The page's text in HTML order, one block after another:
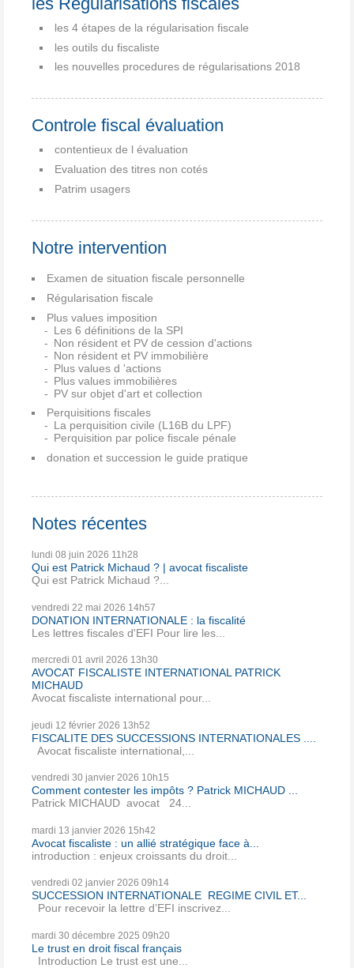
les 4 étapes de la régularisation fiscale
les outils du fiscaliste
les nouvelles procedures de régularisations 2018
Controle fiscal évaluation
contentieux de l évaluation
Evaluation des titres non cotés
Patrim usagers
Notre intervention
Examen de situation fiscale personnelle
Régularisation fiscale
Plus values imposition
Les 6 définitions de la SPI
Non résident et PV de cession d'actions
Non résident et PV immobilière
Plus values d 'actions
Plus values immobilières
PV sur objet d'art et collection
Perquisitions fiscales
La perquisition civile (L16B du LPF)
Perquisition par police fiscale pénale
donation et succession le guide pratique
Notes récentes
lundi 08 juin 2026 11h28
Qui est Patrick Michaud ? | avocat fiscaliste
Qui est Patrick Michaud ?...
vendredi 22 mai 2026 14h57
DONATION INTERNATIONALE : la fiscalité
Les lettres fiscales d'EFI Pour lire les...
mercredi 01 avril 2026 13h30
AVOCAT FISCALISTE INTERNATIONAL PATRICK
MICHAUD
Avocat fiscaliste international pour...
jeudi 12 février 2026 13h52
FISCALITE DES SUCCESSIONS INTERNATIONALES ....
Avocat fiscaliste international,...
vendredi 30 janvier 2026 10h15
Comment contester les impôts ? Patrick MICHAUD ...
Patrick MICHAUD avocat 24...
mardi 13 janvier 2026 15h42
Avocat fiscaliste : un allié stratégique face à...
introduction : enjeux croissants du droit...
vendredi 02 janvier 2026 09h14
SUCCESSION INTERNATIONALE REGIME CIVIL ET...
Pour recevoir la lettre d’EFI inscrivez...
mardi 30 décembre 2025 09h20
Le trust en droit fiscal français
Introduction Le trust est une...